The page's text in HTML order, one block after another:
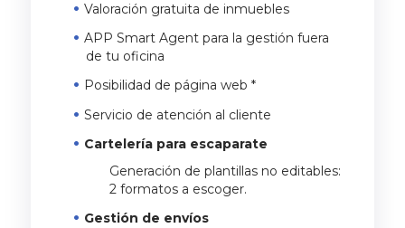
Valoración gratuita de inmuebles
APP Smart Agent para la gestión fuera
de tu oficina
Posibilidad de página web *
Servicio de atención al cliente
Cartelería para escaparate
Generación de plantillas no editables:
2 formatos a escoger.
Gestión de envíos